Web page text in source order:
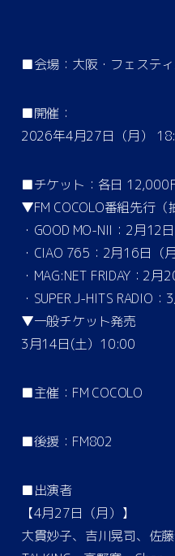
■会場：大阪・フェステ
■開催：
2026年4月27日（月）
■チケット：各日 12,000
▼FM COCOLO番組先行（
・GOOD MO-NII：2月12
・CIAO 765：2月16日
・MAG:NET FRIDAY：2
・SUPER J-HITS RADIO
▼一般チケット発売
3月14日(土）10:00
■主催：FM COCOLO
■後援：FM802
■出演者
【4月27日（月）】
大貫妙子、吉川晃司、佐